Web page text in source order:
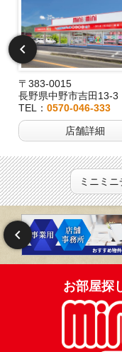
〒383-0015
長野県中野市吉田13-3
TEL： 0570-046-333
店舗詳細
ミニミ
お部屋探